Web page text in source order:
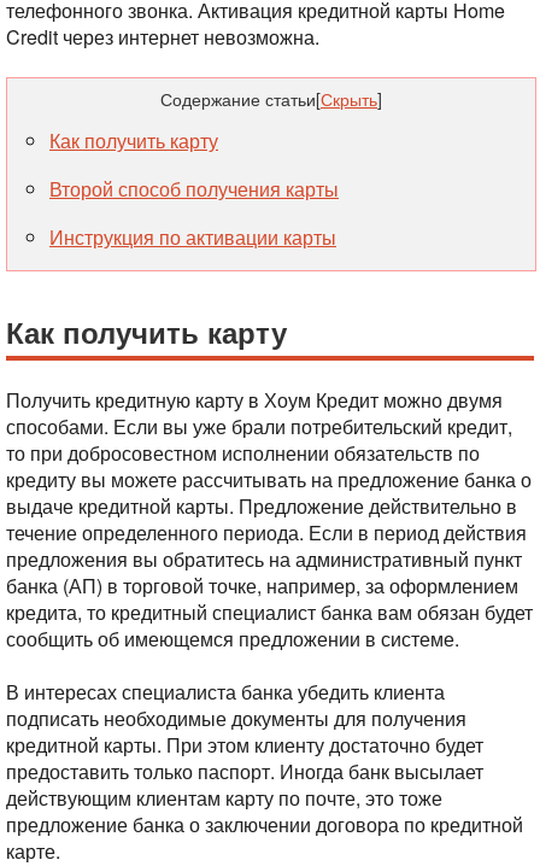
телефонного звонка. Активация кредитной карты Home
Credit через интернет невозможна.
Содержание статьи[Скрыть]
Как получить карту
Второй способ получения карты
Инструкция по активации карты
Как получить карту
Получить кредитную карту в Хоум Кредит можно двумя
способами. Если вы уже брали потребительский кредит,
то при добросовестном исполнении обязательств по
кредиту вы можете рассчитывать на предложение банка о
выдаче кредитной карты. Предложение действительно в
течение определенного периода. Если в период действия
предложения вы обратитесь на административный пункт
банка (АП) в торговой точке, например, за оформлением
кредита, то кредитный специалист банка вам обязан будет
сообщить об имеющемся предложении в системе.
В интересах специалиста банка убедить клиента
подписать необходимые документы для получения
кредитной карты. При этом клиенту достаточно будет
предоставить только паспорт. Иногда банк высылает
действующим клиентам карту по почте, это тоже
предложение банка о заключении договора по кредитной
карте.